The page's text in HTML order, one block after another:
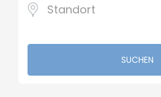
SUCHEN